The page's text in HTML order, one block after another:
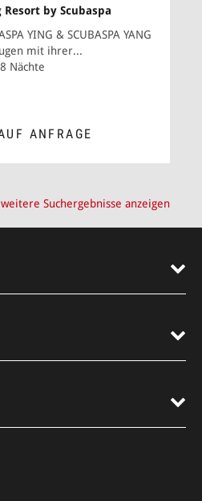
Resort by Scubaspa
YING & SCUBASPA YANG
mit ihrer...
8 Nächte
ANFRAGE
weitere Suchergebnisse anzeigen